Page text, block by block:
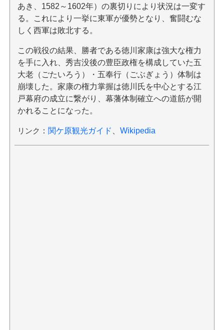
あき、1582～1602年）の裏切りにより状況は一変す
る。これにより一挙に東軍が優勢となり、奮闘むな
しく西軍は敗北する。
この戦役の結果、勝者である徳川家康は強大な権力
を手に入れ、秀吉没後の豊臣政権を構成していた五
大老（ごたいろう）・五奉行（ごぶぎょう）体制は
崩壊した。家康の権力掌握は徳川氏を中心とする江
戸幕府の成立に繋がり、幕藩体制確立への道筋が開
かれることになった。
リンク ： 関ケ原観光ガイド Wikipedia